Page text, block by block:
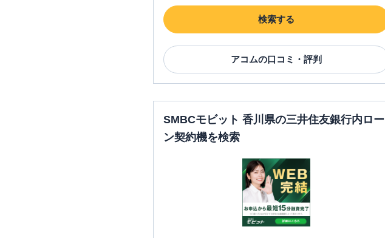
検索する
アコムの口コミ・評判
SMBCモビット 香川県の三井住友銀行内ロー
ン契約機を検索